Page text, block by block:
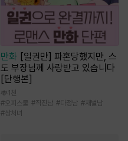
만화 [일권만] 파혼당했지만, 스
도 부장님께 사랑받고 있습니다
[단행본]
1천
#오피스물 #직진남 #다정남 #재벌남
#상처녀